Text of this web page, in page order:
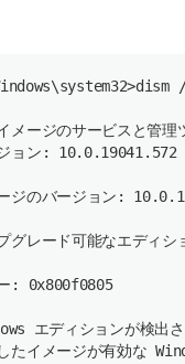
\system32>dism
メージのサービスと管理
ョン: 10.0.19041.572
ジのバージョン:
グレード可能なエディシ
: 0x800f0805
エディションが検出
たイメージが有効な